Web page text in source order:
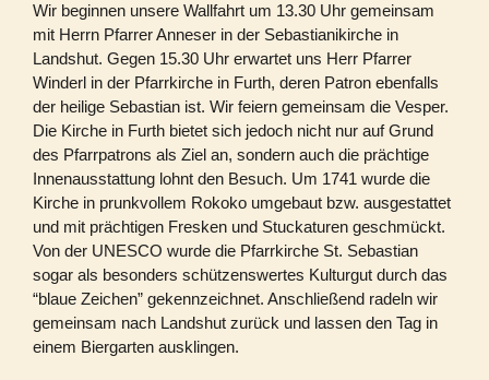
Wir beginnen unsere Wallfahrt um 13.30 Uhr gemeinsam
mit Herrn Pfarrer Anneser in der Sebastianikirche in
Landshut. Gegen 15.30 Uhr erwartet uns Herr Pfarrer
Winderl in der Pfarrkirche in Furth, deren Patron ebenfalls
der heilige Sebastian ist. Wir feiern gemeinsam die Vesper.
Die Kirche in Furth bietet sich jedoch nicht nur auf Grund
des Pfarrpatrons als Ziel an, sondern auch die prächtige
Innenausstattung lohnt den Besuch. Um 1741 wurde die
Kirche in prunkvollem Rokoko umgebaut bzw. ausgestattet
und mit prächtigen Fresken und Stuckaturen geschmückt.
Von der UNESCO wurde die Pfarrkirche St. Sebastian
sogar als besonders schützenswertes Kulturgut durch das
“blaue Zeichen” gekennzeichnet. Anschließend radeln wir
gemeinsam nach Landshut zurück und lassen den Tag in
einem Biergarten ausklingen.